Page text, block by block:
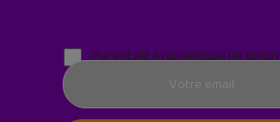
Parentalité numérique (le lundi